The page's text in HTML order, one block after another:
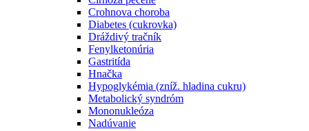
Crohnova choroba
Diabetes (cukrovka)
Dráždivý tračník
Fenylketonúria
Gastritída
Hnačka
Hypoglykémia (zníž. hladina cukru)
Metabolický syndróm
Mononukleóza
Nadúvanie